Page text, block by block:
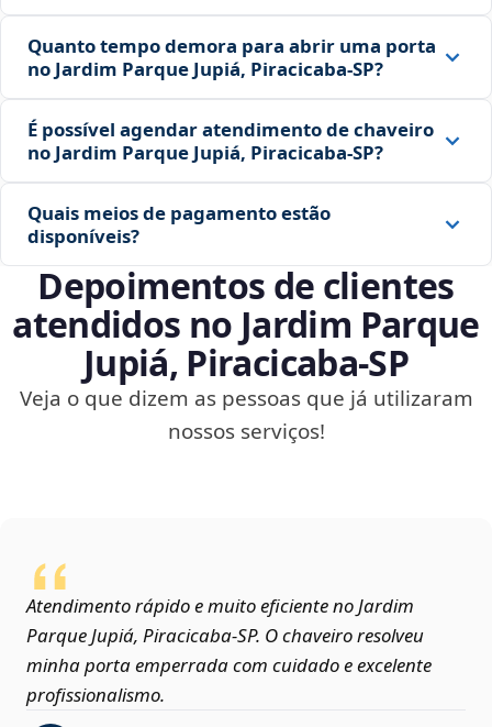
Quanto tempo demora para abrir uma porta
no Jardim Parque Jupiá, Piracicaba‑SP?
É possível agendar atendimento de chaveiro
no Jardim Parque Jupiá, Piracicaba‑SP?
Quais meios de pagamento estão
disponíveis?
Depoimentos de clientes
atendidos no Jardim Parque
Jupiá, Piracicaba‑SP
Veja o que dizem as pessoas que já utilizaram
nossos serviços!
Atendimento rápido e muito eficiente no Jardim
Parque Jupiá, Piracicaba‑SP. O chaveiro resolveu
minha porta emperrada com cuidado e excelente
profissionalismo.